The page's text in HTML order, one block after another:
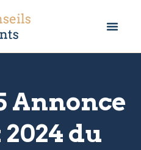
Annonce
du